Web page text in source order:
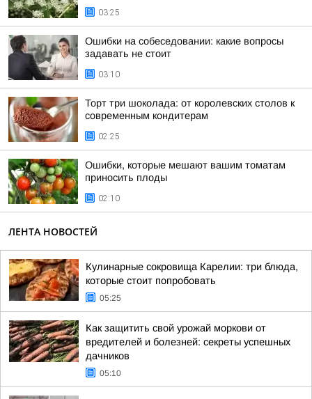
03:25
Ошибки на собеседовании: какие вопросы
задавать не стоит
03:10
Торт три шоколада: от королевских столов к
современным кондитерам
02:25
Ошибки, которые мешают вашим томатам
приносить плоды
02:10
ЛЕНТА НОВОСТЕЙ
Кулинарные сокровища Карелии: три блюда,
которые стоит попробовать
05:25
Как защитить свой урожай моркови от
вредителей и болезней: секреты успешных
дачников
05:10